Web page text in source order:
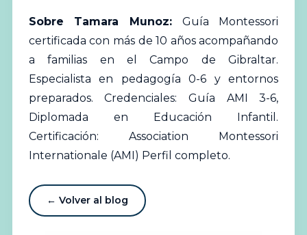
Sobre Tamara Munoz: Guía Montessori
certificada con más de 10 años acompañando
a familias en el Campo de Gibraltar.
Especialista en pedagogía 0-6 y entornos
preparados. Credenciales: Guía AMI 3-6,
Diplomada en Educación Infantil.
Certificación: Association Montessori
Internationale (AMI) Perfil completo.
← Volver al blog